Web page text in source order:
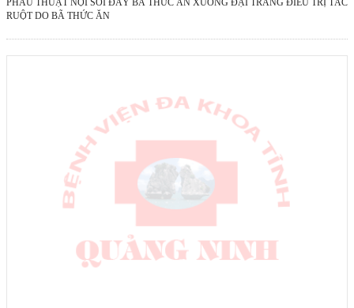
PHẪU THUẬT NỘI SOI ĐẨY BÃ THỨC ĂN XUỐNG ĐẠI TRÀNG ĐIỀU TRỊ TẮC
RUỘT DO BÃ THỨC ĂN